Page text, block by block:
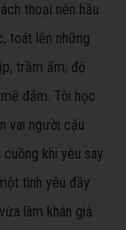
thoại nên hầu
toát lên những
trầm ấm, độ
đắm. Tôi học
vai người cậu
khi yêu say
tình yêu đầy
làm khán giả